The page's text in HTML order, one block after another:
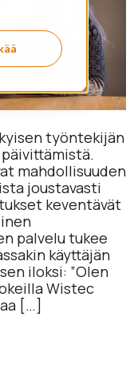
työntekijän
mahdollisuuden
joustavasti
keventävät
palvelu tukee
käyttäjän
iloksi: ”Olen
Wistec
[…]